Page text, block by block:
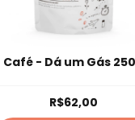
Café - Dá um Gás
R$62,00